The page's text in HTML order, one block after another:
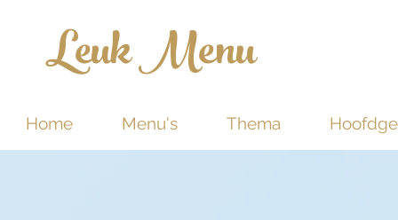
Leuk Menu
Home Menu's Thema